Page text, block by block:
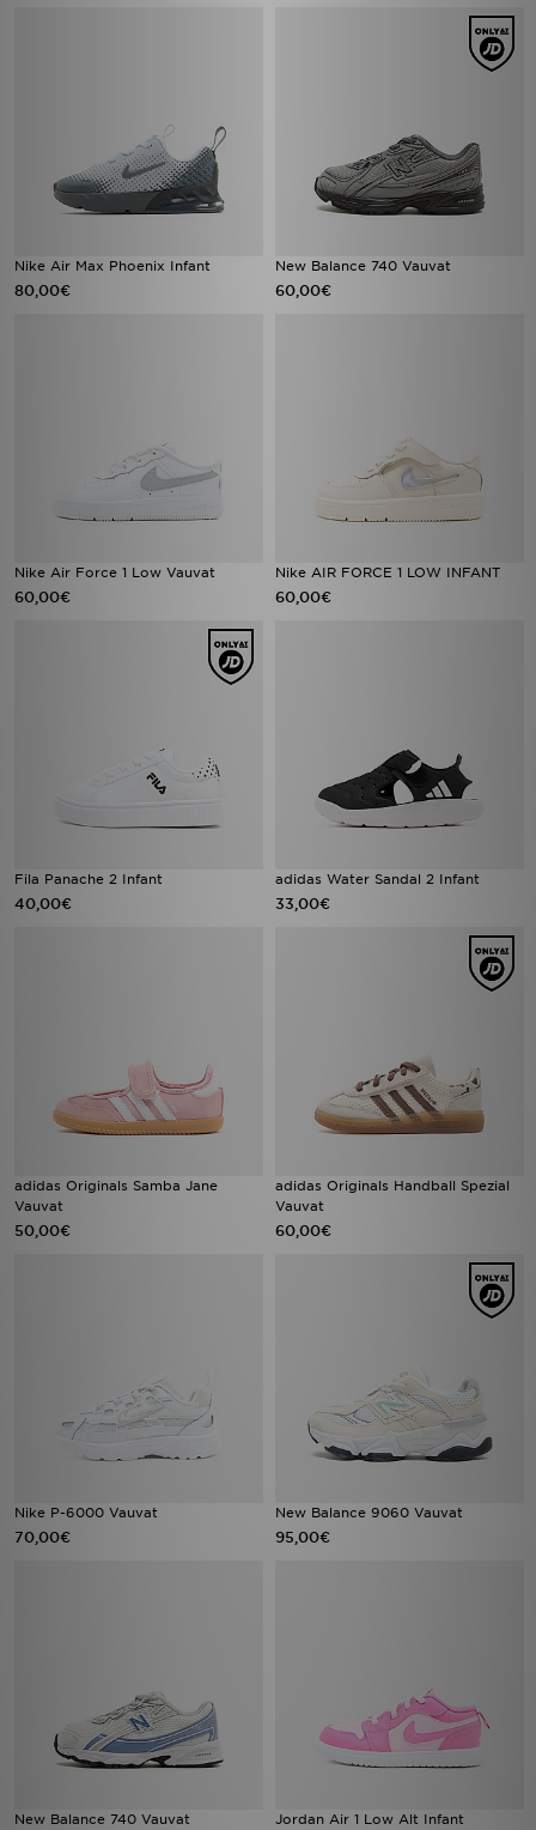
Nike Air Max Phoenix Infant
80,00€
New Balance 740 Vauvat
60,00€
Nike Air Force 1 Low Vauvat
60,00€
Nike AIR FORCE 1 LOW INFANT
60,00€
Fila Panache 2 Infant
40,00€
adidas Water Sandal 2 Infant
33,00€
adidas Originals Samba Jane
Vauvat
50,00€
adidas Originals Handball Spezial
Vauvat
60,00€
Nike P-6000 Vauvat
70,00€
New Balance 9060 Vauvat
95,00€
New Balance 740 Vauvat Jordan Air 1 Low Alt Infant